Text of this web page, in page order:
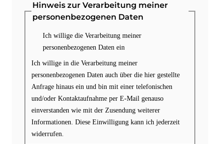
Hinweis zur Verarbeitung meiner
personenbezogenen Daten
Ich willige die Verarbeitung meiner
personenbezogenen Daten ein
Ich willige in die Verarbeitung meiner
personenbezogenen Daten auch über die hier gestellte
Anfrage hinaus ein und bin mit einer telefonischen
und/oder Kontaktaufnahme per E-Mail genauso
einverstanden wie mit der Zusendung weiterer
Informationen. Diese Einwilligung kann ich jederzeit
widerrufen.